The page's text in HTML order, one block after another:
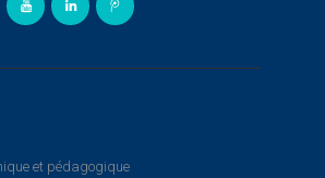
et pédagogique